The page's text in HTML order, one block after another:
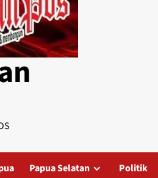
Papua Selatan Politik